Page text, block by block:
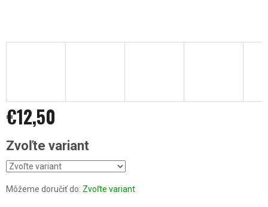
€12,50
Jednotková
cena:
Zvoľte variant
Môžeme doručiť do: Zvoľte variant